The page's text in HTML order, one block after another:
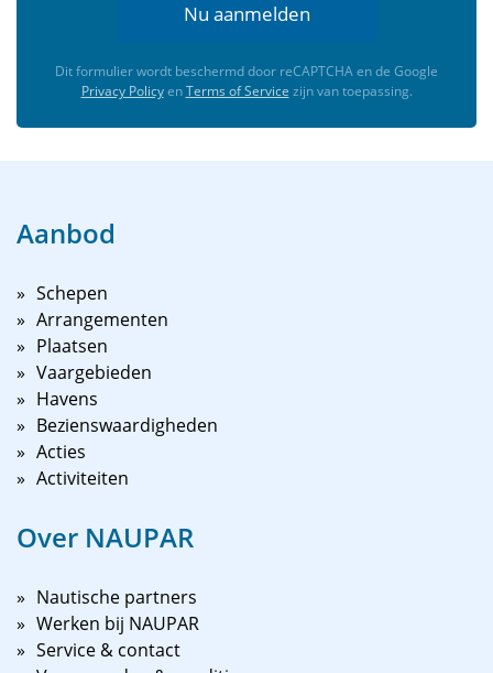
Nu aanmelden
Dit formulier wordt beschermd door reCAPTCHA en de Google
Privacy PolicyenTerms of Service zijn van toepassing.
Aanbod
Schepen
Arrangementen
Plaatsen
Vaargebieden
Havens
Bezienswaardigheden
Acties
Activiteiten
Over NAUPAR
Nautische partners
Werken bij NAUPAR
Service & contact